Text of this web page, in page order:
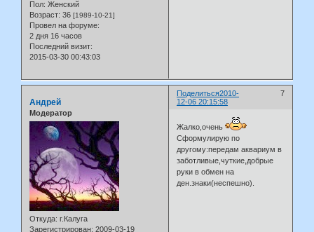
Пол: Женский
Возраст: 36 [1989-10-21]
Провел на форуме:
2 дня 16 часов
Последний визит:
2015-03-30 00:43:03
Поделиться 7
2010-
12-06 20:15:58
Андрей
Модератор
Откуда: г.Калуга
Зарегистрирован: 2009-03-19
Жалко,очень
Сформулирую по
другому:передам аквариум в
заботливые,чуткие,добрые
руки в обмен на
ден.знаки(неспешно).